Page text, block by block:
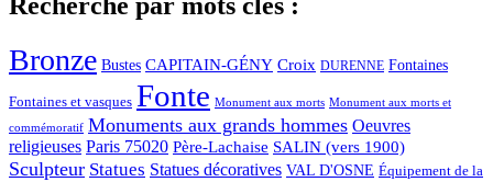
Recherche par mots clés :
Bronze Bustes CAPITAIN-GÉNY Croix DURENNE Fontaines
Fontaines et vasques Fonte Monument aux morts Monument aux morts et
commémoratif Monuments aux grands hommes Oeuvres
religieuses Paris 75020 Père-Lachaise SALIN (vers 1900)
Sculpteur Statues Statues décoratives VAL D'OSNE Équipement de la